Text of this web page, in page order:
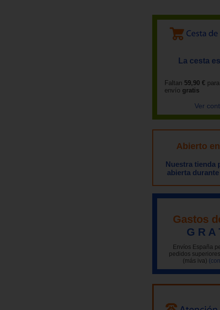
La cesta
Faltan 59,90 €
envío gratis
Ver
Abierto
Nuestra tienda
abierta
Gastos
G R A
Envíos España
pedidos
(más iva)